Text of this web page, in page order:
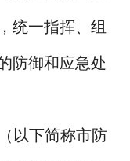
统一指挥、组
防御和应急处
以下简称市防